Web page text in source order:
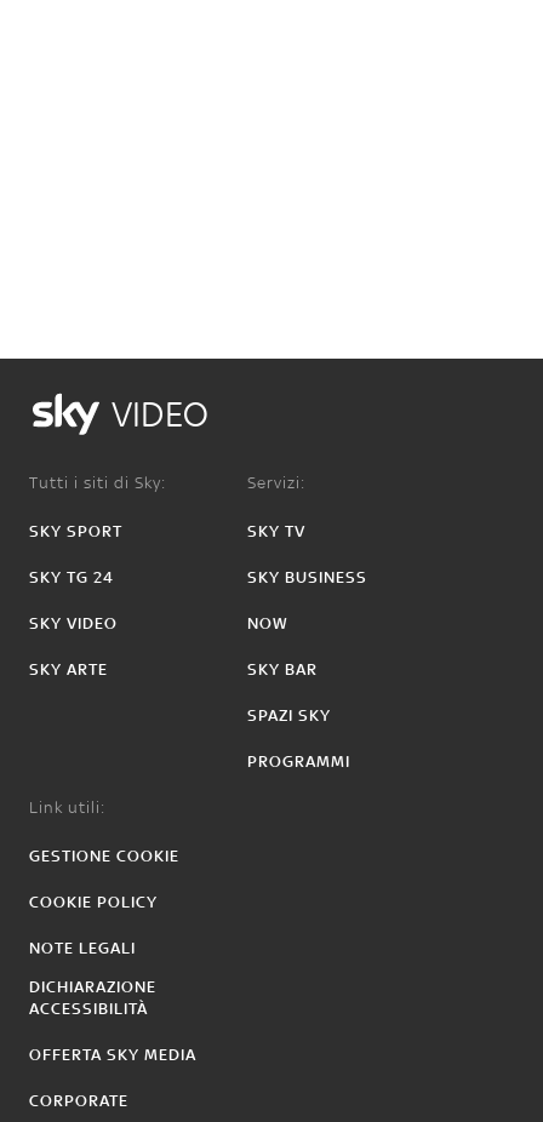
VIDEO
Tutti i siti di Sky:
SKY SPORT
SKY TG 24
SKY VIDEO
SKY ARTE
Servizi:
SKY TV
SKY BUSINESS
NOW
SKY BAR
SPAZI SKY
PROGRAMMI
Link utili:
GESTIONE COOKIE
COOKIE POLICY
NOTE LEGALI
DICHIARAZIONE
ACCESSIBILITÀ
OFFERTA SKY MEDIA
CORPORATE